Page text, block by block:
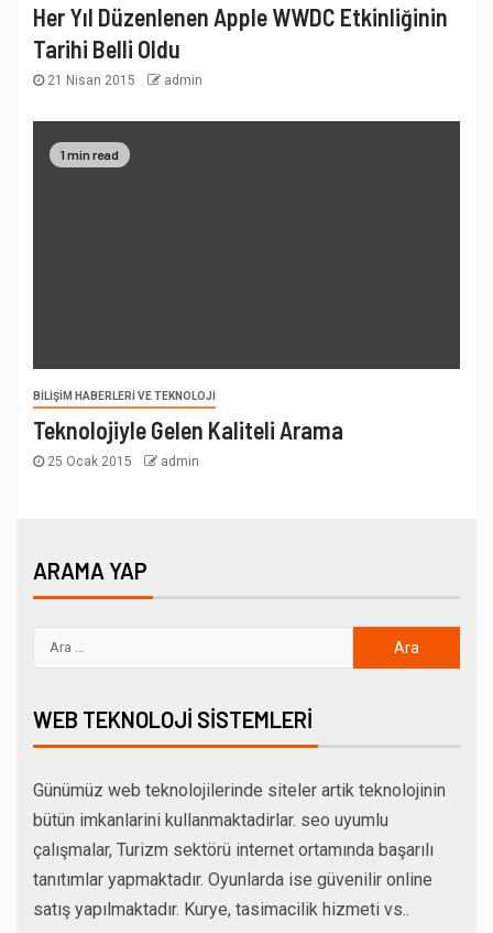
Her Yıl Düzenlenen Apple WWDC Etkinliğinin
Tarihi Belli Oldu
21 Nisan 2015 admin
1 min read
BILIŞIM HABERLERI VE TEKNOLOJI
Teknolojiyle Gelen Kaliteli Arama
25 Ocak 2015 admin
ARAMA YAP
WEB TEKNOLOJI SISTEMLERI
Günümüz web teknolojilerinde siteler artik teknolojinin
bütün imkanlarini kullanmaktadirlar. seo uyumlu
çalışmalar, Turizm sektörü internet ortamında başarılı
tanıtımlar yapmaktadır. Oyunlarda ise güvenilir online
satış yapılmaktadır. Kurye, tasimacilik hizmeti vs..